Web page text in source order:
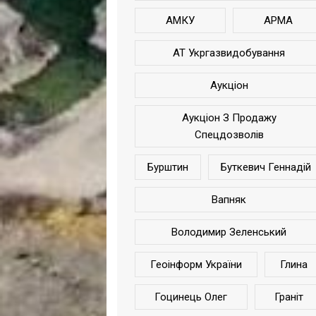
АМКУ АРМА
АТ Укргазвидобування
Аукціон
Аукціон З Продажу
Спецдозволів
Бурштин Буткевич Геннадій
Вапняк
Володимир Зеленський
Геоінформ України Глина
Гоцинець Олег Граніт